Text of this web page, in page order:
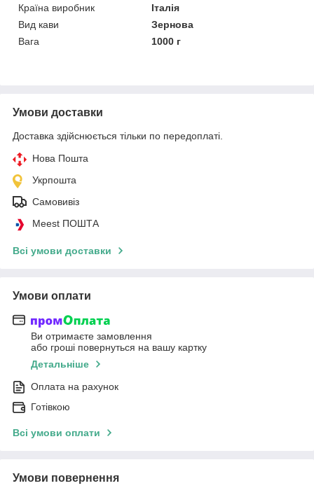
Країна виробник
Італія
Вид кави
Зернова
Вага
1000 г
Умови доставки
Доставка здійснюється тільки по передоплаті.
Нова Пошта
Укрпошта
Самовивіз
Meest ПОШТА
Всі умови доставки
Умови оплати
Ви отримаєте замовлення
або гроші повернуться на вашу картку
Детальніше
Оплата на рахунок
Готівкою
Всі умови оплати
Умови повернення